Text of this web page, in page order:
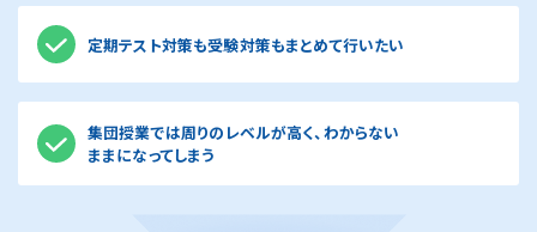
定期テスト対策も受験対策もまとめて行いたい
集団授業では周りのレベルが高く、わからない
ままになってしまう